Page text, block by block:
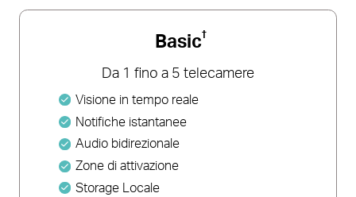
Basic†
Da 1 fino a 5 telecamere
Visione in tempo reale
Notifiche istantanee
Audio bidirezionale
Zone di attivazione
Storage Locale